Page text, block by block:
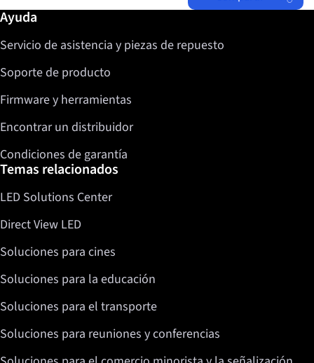
Más información / Ayuda
Ayuda
Servicio de asistencia y piezas de repuesto
Soporte de producto
Firmware y herramientas
Encontrar un distribuidor
Condiciones de garantía
Temas relacionados
LED Solutions Center
Direct View LED
Soluciones para cines
Soluciones para la educación
Soluciones para el transporte
Soluciones para reuniones y conferencias